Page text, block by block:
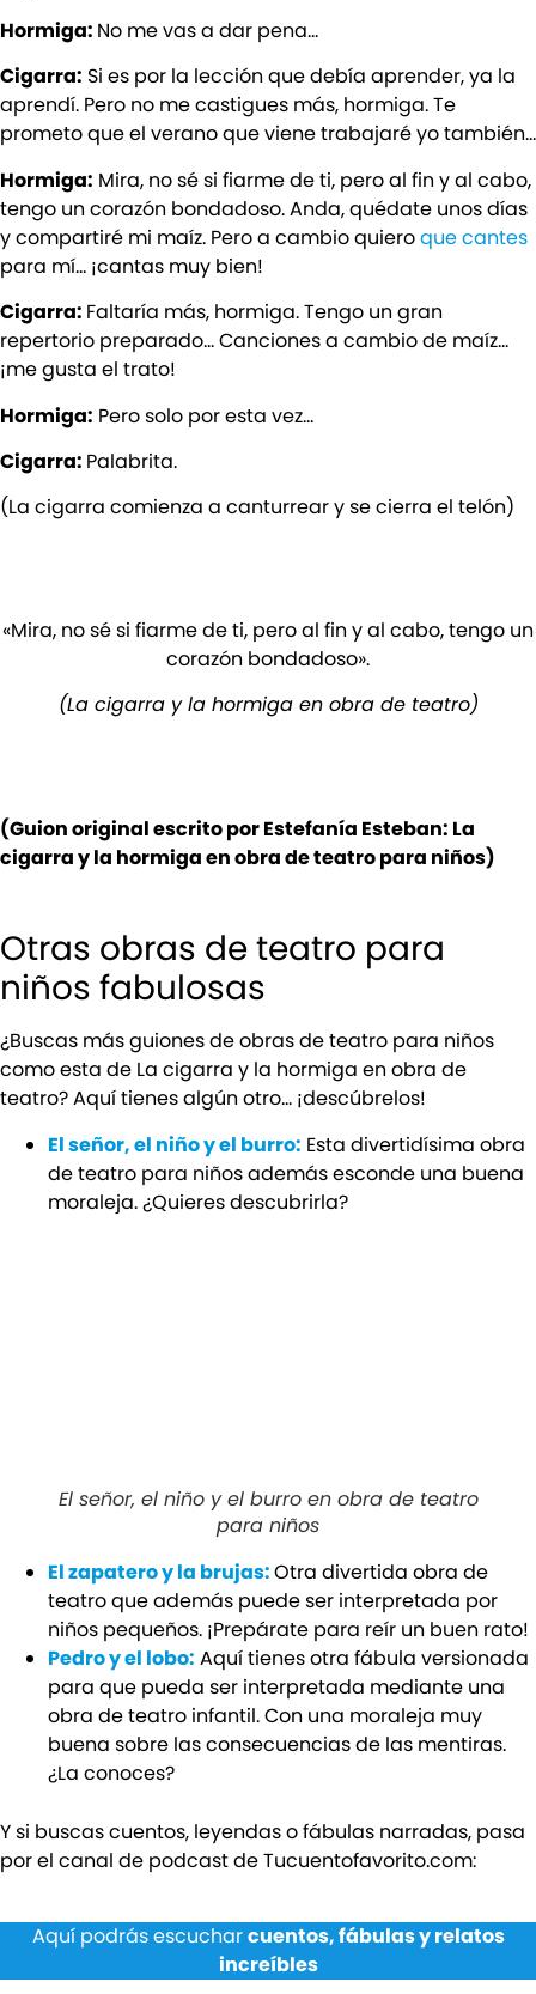
Hormiga: No me vas a dar pena…
Cigarra: Si es por la lección que debía aprender, ya la
aprendí. Pero no me castigues más, hormiga. Te
prometo que el verano que viene trabajaré yo también…
Hormiga: Mira, no sé si fiarme de ti, pero al fin y al cabo,
tengo un corazón bondadoso. Anda, quédate unos días
y compartiré mi maíz. Pero a cambio quieroque cantes
para mí… ¡cantas muy bien!
Cigarra: Faltaría más, hormiga. Tengo un gran
repertorio preparado… Canciones a cambio de maíz…
¡me gusta el trato!
Hormiga: Pero solo por esta vez…
Cigarra: Palabrita.
(La cigarra comienza a canturrear y se cierra el telón)
«Mira, no sé si fiarme de ti, pero al fin y al cabo, tengo un
corazón bondadoso».
(La cigarra y la hormiga en obra de teatro)
(Guion original escrito por Estefanía Esteban: La
cigarra y la hormiga en obra de teatro para niños)
Otras obras de teatro para
niños fabulosas
¿Buscas más guiones de obras de teatro para niños
como esta de La cigarra y la hormiga en obra de
teatro? Aquí tienes algún otro… ¡descúbrelos!
El señor, el niño y el burro: Esta divertidísima obra
de teatro para niños además esconde una buena
moraleja. ¿Quieres descubrirla?
El señor, el niño y el burro en obra de teatro
para niños
El zapatero y la brujas:Otra divertida obra de
teatro que además puede ser interpretada por
niños pequeños. ¡Prepárate para reír un buen rato!
Pedro y el lobo: Aquí tienes otra fábula versionada
para que pueda ser interpretada mediante una
obra de teatro infantil. Con una moraleja muy
buena sobre las consecuencias de las mentiras.
¿La conoces?
Y si buscas cuentos, leyendas o fábulas narradas, pasa
por el canal de podcast de Tucuentofavorito.com:
Aquí podrás escucharcuentos, fábulas y relatos
increíbles